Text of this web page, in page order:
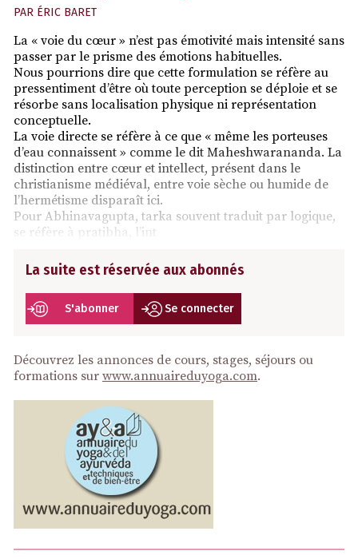
PAR ÉRIC BARET
La « voie du cœur » n’est pas émotivité mais intensité sans
passer par le prisme des émotions habituelles.
Nous pourrions dire que cette formulation se réfère au
pressentiment d’être où toute perception se déploie et se
résorbe sans localisation physique ni représentation
conceptuelle.
La voie directe se réfère à ce que « même les porteuses
d’eau connaissent » comme le dit Maheshwarananda. La
distinction entre cœur et intellect, présent dans le
christianisme médiéval, entre voie sèche ou humide de
l’hermétisme disparaît ici.
Pour Abhinavagupta, tarka souvent traduit par logique,
se réfère à pratibha, l’int
La suite est réservée aux abonnés
S'abonner Se connecter
Découvrez les annonces de cours, stages, séjours ou
formations sur www.annuaireduyoga.com.